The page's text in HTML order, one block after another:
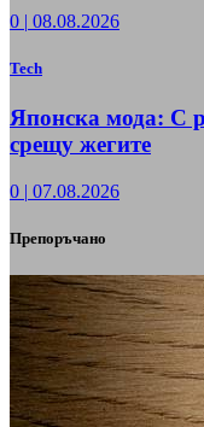
0 | 08.08.2026
Tech
Японска мода: С
срещу жегите
0 | 07.08.2026
Препоръчано